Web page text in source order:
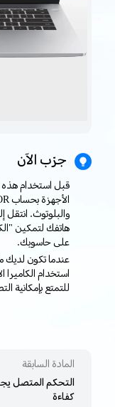
جرّب الآن
قبل استخدام
والبلوتوث. انتقل
هاتفك لتمكين
على حاسوبك.
عندما تكون لديك
استخدام الكاميرا
للتمتع بإمكانية
المادة السابقة
التحكم المتصل
كفاءة